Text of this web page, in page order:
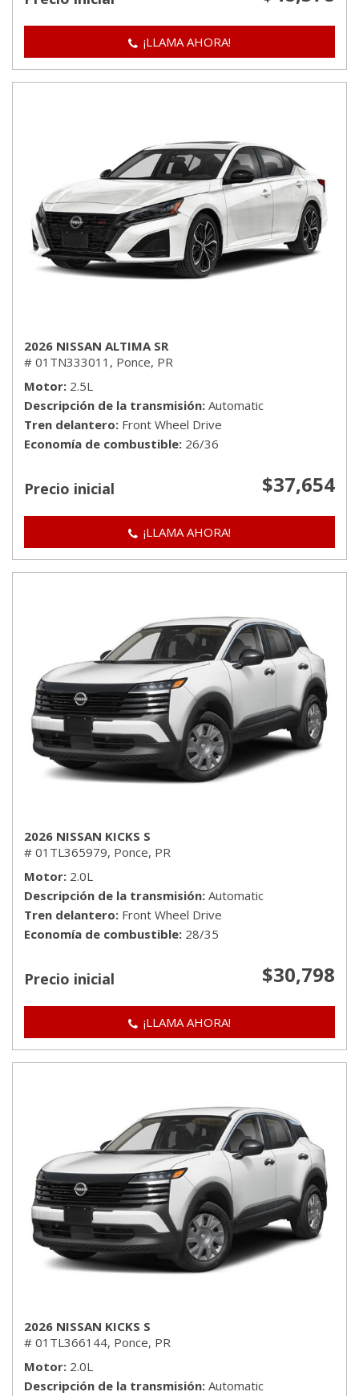
¡LLAMA AHORA!
2026 NISSAN ALTIMA SR
# 01TN333011, Ponce, PR
Motor 2.5L
Descripción de la transmisión Automatic
Tren delantero Front Wheel Drive
Economía de combustible 26/36
Precio inicial $37,654
¡LLAMA AHORA!
2026 NISSAN KICKS S
# 01TL365979, Ponce, PR
Motor 2.0L
Descripción de la transmisión Automatic
Tren delantero Front Wheel Drive
Economía de combustible 28/35
Precio inicial $30,798
¡LLAMA AHORA!
2026 NISSAN KICKS S
# 01TL366144, Ponce, PR
Motor 2.0L
Descripción de la transmisión Automatic